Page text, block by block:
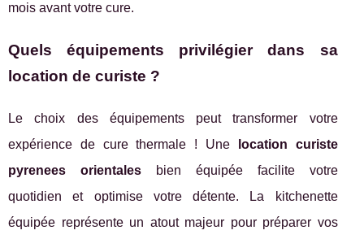
mois avant votre cure.
Quels équipements privilégier dans sa
location de curiste ?
Le choix des équipements peut transformer votre
expérience de cure thermale ! Une
location curiste
pyrenees orientalesbien équipée facilite votre
quotidien et optimise votre détente. La kitchenette
équipée représente un atout majeur pour préparer vos